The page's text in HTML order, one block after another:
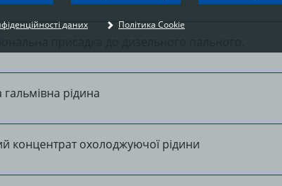
The data usually does not identify you directly; however, it can help
you can choose not to accept some types of cookies. Click on the
даних Політика Cookie
гальмівна рідина
концентрат охолоджуючої рідини